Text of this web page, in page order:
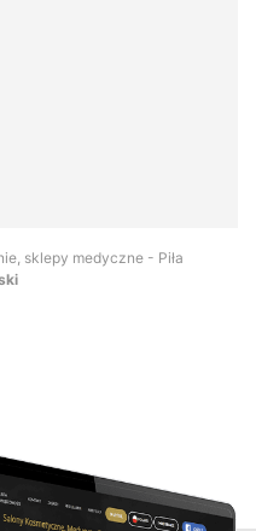
sklepy medyczne - Piła